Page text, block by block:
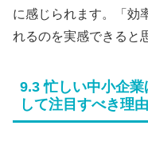
に感じられます。「効
れるのを実感できると
9.3 忙しい中小企業
して注目すべき理由